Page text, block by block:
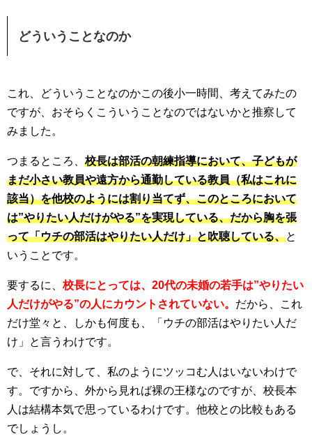
どういうことなのか
これ、どういうことなのかこの後小一時間、考えてみたの
ですが、おそらくこういうことなのではないかと推察して
みました。
つまるところ、 校長は部活の朝練指導において、子どもが
まだ小さい教員や遠方から通勤している教員（私はこれに
該当）を他校のようには割り当てず、このところにおいて
は”やりたい人だけがやる”を実現している、だから胸を張
って「ウチの部活はやりたい人だけ」と吹聴している、と
いうことです。
要するに、 校長にとっては、20代の未婚の若手は”やりたい
人だけがやる”の人にカウントされていない。 だから、これ
だけ堂々と、しかも何度も、「ウチの部活はやりたい人だ
け」と言うわけです。
で、それに対して、私のようにツッコむ人はいないわけで
す。ですから、外から見れば裸の王様なのですが、校長本
人は結構本気で思っているわけです。他校との比較もある
でしょうし。